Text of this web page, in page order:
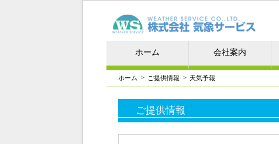
ホーム 会社案内
ホーム > ご提供情報 > 天気予報
ご提供情報